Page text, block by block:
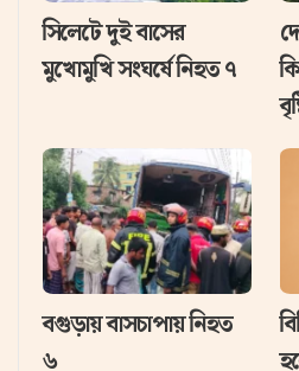
সিলেটে দুই বাসের
মুখোমুখি সংঘর্ষে নিহত ৭
বগুড়ায় বাসচাপায় নিহত
৬